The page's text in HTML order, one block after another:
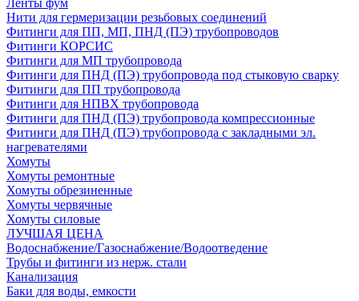
Ленты фум
Нити для гермеризации резьбовых соединений
Фитинги для ПП, МП, ПНД (ПЭ) трубопроводов
Фитинги КОРСИС
Фитинги для МП трубопровода
Фитинги для ПНД (ПЭ) трубопровода под стыковую сварку
Фитинги для ПП трубопровода
Фитинги для НПВХ трубопровода
Фитинги для ПНД (ПЭ) трубопровода компрессионные
Фитинги для ПНД (ПЭ) трубопровода с закладными эл.
нагревателями
Хомуты
Хомуты ремонтные
Хомуты обрезиненные
Хомуты червячные
Хомуты силовые
ЛУЧШАЯ ЦЕНА
Водоснабжение/Газоснабжение/Водоотведение
Трубы и фитинги из нерж. стали
Канализация
Баки для воды, емкости